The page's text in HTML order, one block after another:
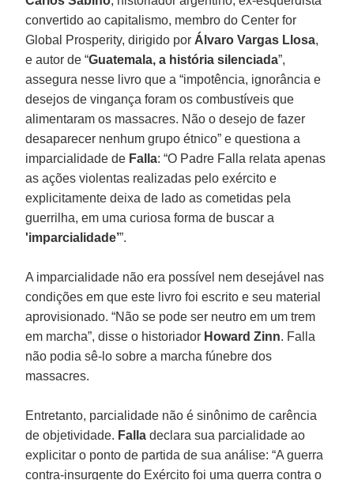
convertido ao capitalismo, membro do Center for
Global Prosperity, dirigido por Álvaro Vargas Llosa,
e autor de “Guatemala, a história silenciada”,
assegura nesse livro que a “impotência, ignorância e
desejos de vingança foram os combustíveis que
alimentaram os massacres. Não o desejo de fazer
desaparecer nenhum grupo étnico” e questiona a
imparcialidade de Falla: “O Padre Falla relata apenas
as ações violentas realizadas pelo exército e
explicitamente deixa de lado as cometidas pela
guerrilha, em uma curiosa forma de buscar a
'imparcialidade’”.
A imparcialidade não era possível nem desejável nas
condições em que este livro foi escrito e seu material
aprovisionado. “Não se pode ser neutro em um trem
em marcha”, disse o historiador Howard Zinn. Falla
não podia sê-lo sobre a marcha fúnebre dos
massacres.
Entretanto, parcialidade não é sinônimo de carência
de objetividade. Falla declara sua parcialidade ao
explicitar o ponto de partida de sua análise: “A guerra
contra-insurgente do Exército foi uma guerra contra o